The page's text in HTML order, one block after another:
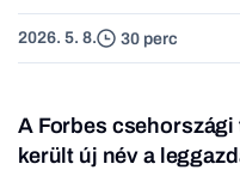
2026. 5. 8. 30 perc
A Forbes
került új név a